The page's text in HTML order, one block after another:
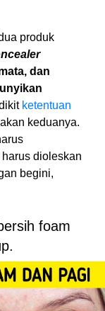
produk
dan
ketentuan
keduanya.
harus dioleskan
begini,
foam